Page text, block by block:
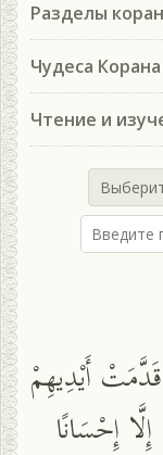
Разделы
Чудеса Корана
Чтение и
أَيْدِيهِمْ
إِحْسَانًا